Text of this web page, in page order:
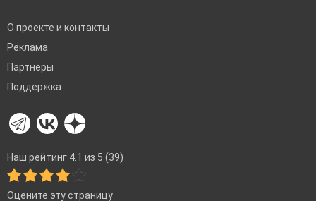
О проекте и контакты
Реклама
Партнеры
Поддержка
Наш рейтинг 4.1 из 5 (39)
Оцените эту страницу